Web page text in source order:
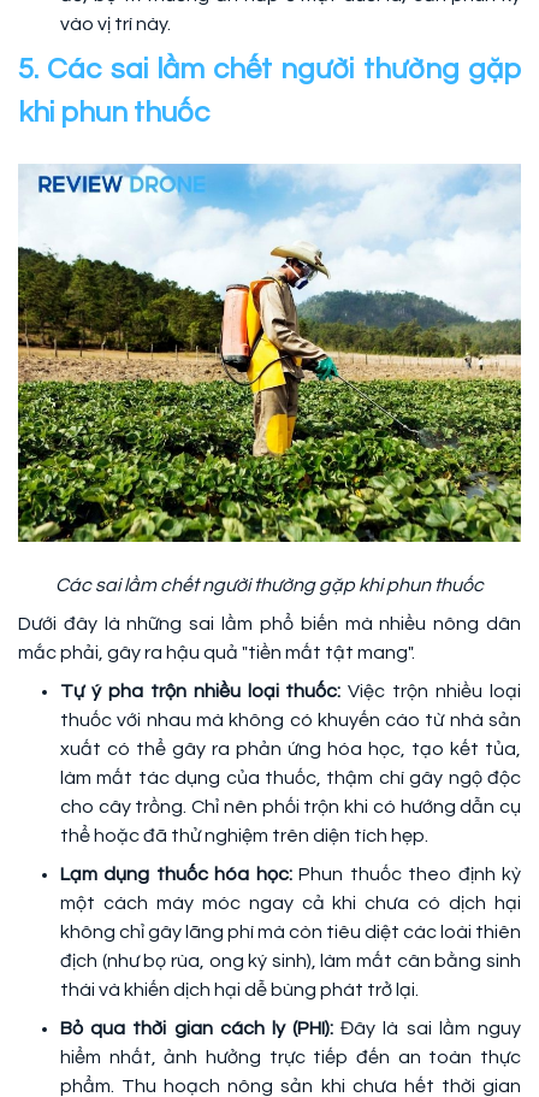
vào vị trí này.
5. Các sai lầm chết người thường gặp
khi phun thuốc
Các sai lầm chết người thường gặp khi phun thuốc
Dưới đây là những sai lầm phổ biến mà nhiều nông dân
mắc phải, gây ra hậu quả "tiền mất tật mang".
Tự ý pha trộn nhiều loại thuốc: Việc trộn nhiều loại
thuốc với nhau mà không có khuyến cáo từ nhà sản
xuất có thể gây ra phản ứng hóa học, tạo kết tủa,
làm mất tác dụng của thuốc, thậm chí gây ngộ độc
cho cây trồng. Chỉ nên phối trộn khi có hướng dẫn cụ
thể hoặc đã thử nghiệm trên diện tích hẹp.
Lạm dụng thuốc hóa học:Phun thuốc theo định kỳ
một cách máy móc ngay cả khi chưa có dịch hại
không chỉ gây lãng phí mà còn tiêu diệt các loài thiên
địch (như bọ rùa, ong ký sinh), làm mất cân bằng sinh
thái và khiến dịch hại dễ bùng phát trở lại.
Bỏ qua thời gian cách ly (PHI):Đây là sai lầm nguy
hiểm nhất, ảnh hưởng trực tiếp đến an toàn thực
phẩm. Thu hoạch nông sản khi chưa hết thời gian